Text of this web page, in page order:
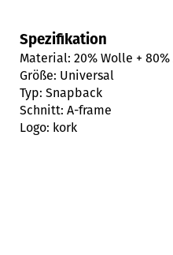
Spezifikation
Material: 20% Wolle + 80%
Größe: Universal
Typ: Snapback
Schnitt: A-frame
Logo: kork